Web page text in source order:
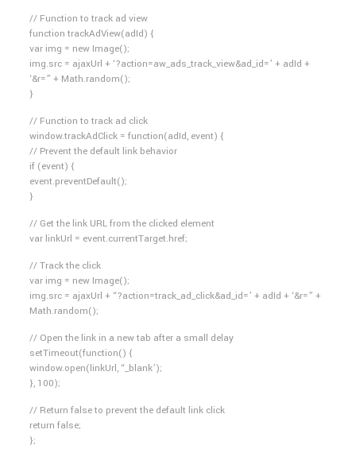
// Function to track ad view
function trackAdView(adId) {
var img = new Image();
img.src = ajaxUrl + ‘?action=aw_ads_track_view&ad_id=’ + adId +
‘&r=” + Math.random();
}
// Function to track ad click
window.trackAdClick = function(adId, event) {
// Prevent the default link behavior
if (event) {
event.preventDefault();
}
// Get the link URL from the clicked element
var linkUrl = event.currentTarget.href;
// Track the click
var img = new Image();
img.src = ajaxUrl + “?action=track_ad_click&ad_id=’ + adId + ‘&r=” +
Math.random();
// Open the link in a new tab after a small delay
setTimeout(function() {
window.open(linkUrl, “_blank’);
}, 100);
// Return false to prevent the default link click
return false;
};